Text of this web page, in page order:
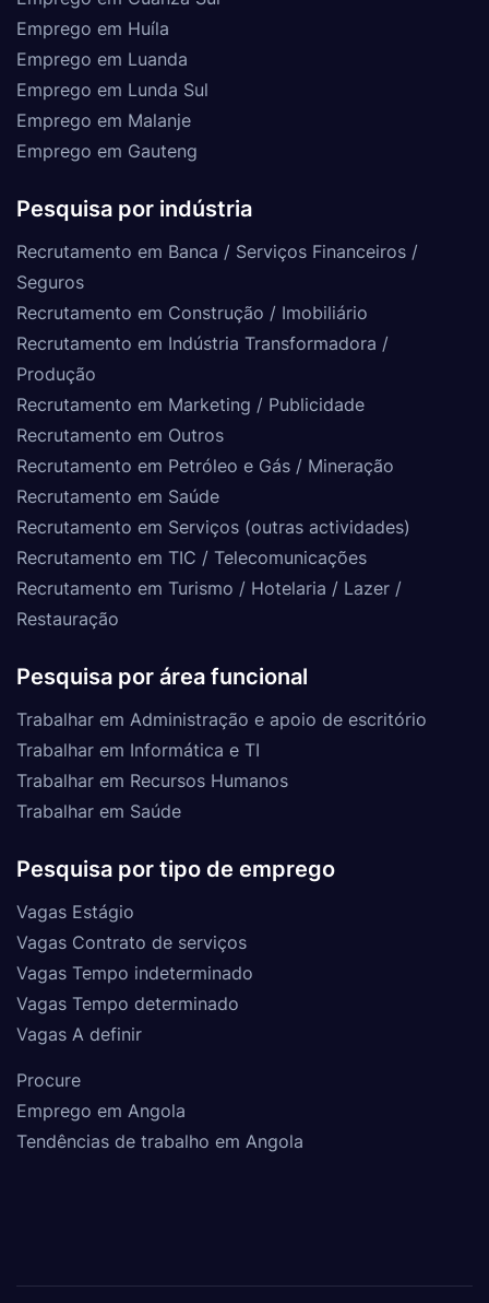
Emprego em Huíla
Emprego em Luanda
Emprego em Lunda Sul
Emprego em Malanje
Emprego em Gauteng
Pesquisa por indústria
Recrutamento em Banca / Serviços Financeiros /
Seguros
Recrutamento em Construção / Imobiliário
Recrutamento em Indústria Transformadora /
Produção
Recrutamento em Marketing / Publicidade
Recrutamento em Outros
Recrutamento em Petróleo e Gás / Mineração
Recrutamento em Saúde
Recrutamento em Serviços (outras actividades)
Recrutamento em TIC / Telecomunicações
Recrutamento em Turismo / Hotelaria / Lazer /
Restauração
Pesquisa por área funcional
Trabalhar em Administração e apoio de escritório
Trabalhar em Informática e TI
Trabalhar em Recursos Humanos
Trabalhar em Saúde
Pesquisa por tipo de emprego
Vagas Estágio
Vagas Contrato de serviços
Vagas Tempo indeterminado
Vagas Tempo determinado
Vagas A definir
Procure
Emprego em Angola
Tendências de trabalho em Angola